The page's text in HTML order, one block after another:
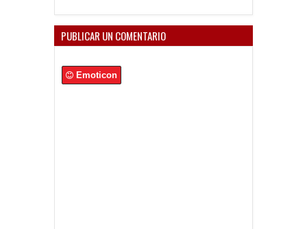
PUBLICAR UN COMENTARIO
Emoticon